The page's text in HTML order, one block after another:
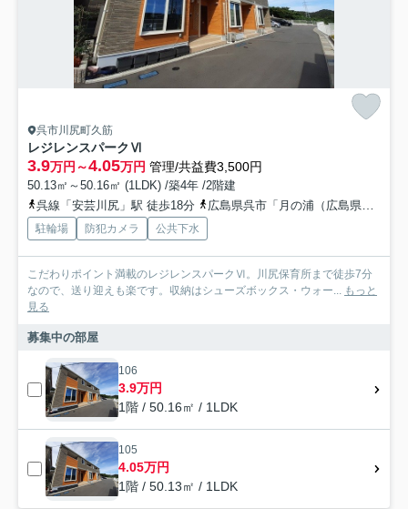
呉市川尻町久筋
レジレンスパークⅥ
3.9万円～4.05万円 管理/共益費3,500円
50.13㎡～50.16㎡ (1LDK) /築4年 /2階建
呉線「安芸川尻」駅 徒歩18分
広島県呉市「月の浦（広島県）」バス停下車 徒歩10分
駐輪場 防犯カメラ 公共下水
こだわりポイント満載のレジレンスパークⅥ。川尻保育所まで徒歩7分
なので、送り迎えも楽です。収納はシューズボックス・ウォー... もっと
見る
募集中の部屋
106
3.9万円
1階 / 50.16㎡ / 1LDK
105
4.05万円
1階 / 50.13㎡ / 1LDK